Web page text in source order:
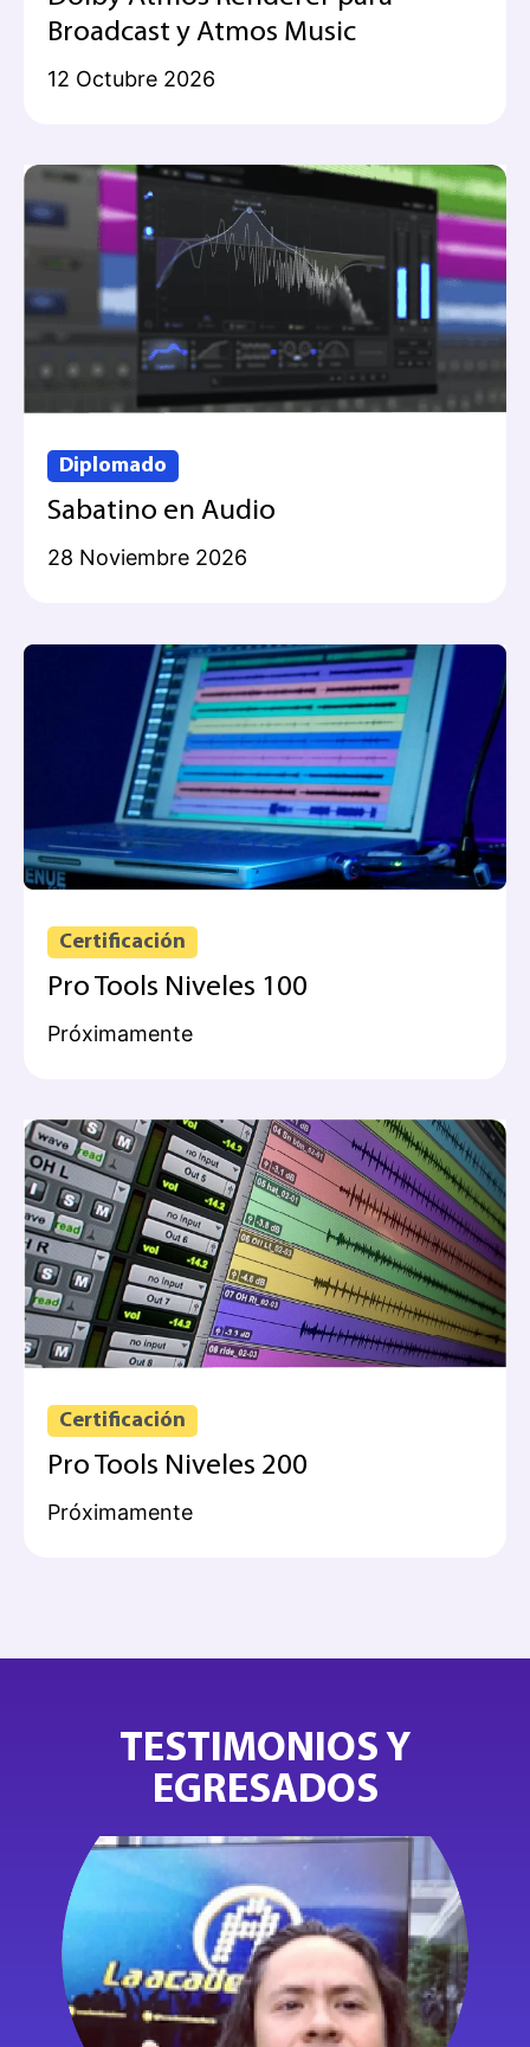
Broadcast y Atmos Music
12 Octubre 2026
Diplomado
Sabatino en Audio
28 Noviembre 2026
Certificación
Pro Tools Niveles 100
Próximamente
Certificación
Pro Tools Niveles 200
Próximamente
TESTIMONIOS Y
EGRESADOS